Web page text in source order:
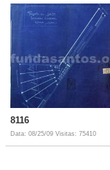
8116
Data: 08/25/09 Visitas: 75410